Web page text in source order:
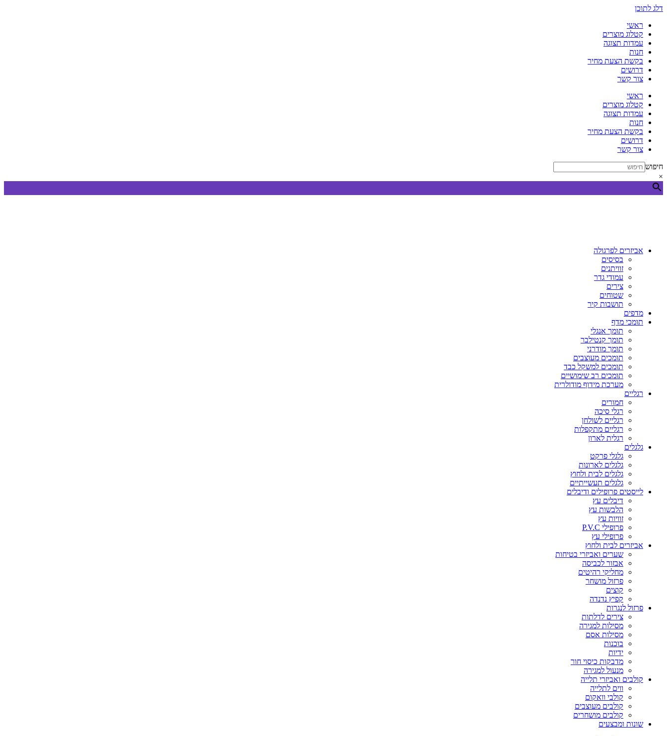
דלג לתוכן
ראשי
קטלוג מוצרים
עמדות תצוגה
חנות
בקשת הצעת מחיר
דרושים
צור קשר
ראשי
קטלוג מוצרים
עמדות תצוגה
חנות
בקשת הצעת מחיר
דרושים
צור קשר
חיפוש
×
אביזרים לפרגולה
בסיסים
זוויתנים
עמודי גדר
צירים
שטוחים
תושבות קיר
מדפים
תומכי מדף
תומך אנגלי
תומך קנטילבר
תומך מודרני
תומכים מעוצבים
תומכים למשקל כבד
תומכים רב שימושיים
מערכת מידוף מודולרית
רגליים
חמורים
רגלי סיכה
רגליים לשולחן
רגליים מתקפלות
רגלית לארון
גלגלים
גלגלי פרקט
גלגלים לארונות
גלגלים לבית ולחוץ
גלגלים תעשייתיים
לייסטים פרופילים ודיבלים
דיבלים עץ
הלבשות עץ
זוויות עץ
פרופילי P.V.C
פרופילי עץ
אביזרים לבית ולחוץ
שערים ואביזרי בטיחות
אבזור לכביסה
מחליקי רהיטים
פרזול מושחר
קוצים
קפיץ נדנדה
פרזול לנגרות
צירים לדלתות
מסילות למגירה
מסילות אסם
בוכנות
ידיות
מדבקות כיסוי חור
מנעול למגירה
קולבים ואביזרי תלייה
ווים לתלייה
קולבי וואקום
קולבים מעוצבים
קולבים מושחרים
שונות ומבצעים